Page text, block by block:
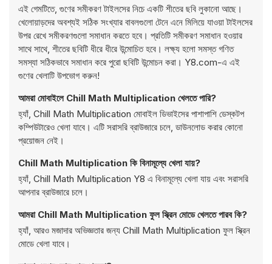
এই গেমটিতে, গুণের সমীকরণ টাইলসের নিচে একটি শীতের ছবি লুকানো আছে।
খেলোয়াড়দের অবশ্যই সঠিক সংখ্যার বাবলগুলো টেনে এনে মিলিয়ে যাওয়া টাইলসের
উপর রেখে সমীকরণগুলো সমাধান করতে হবে। প্রতিটি সমীকরণ সমাধান হওয়ার
সাথে সাথে, শীতের ছবিটি ধীরে ধীরে উন্মোচিত হবে। লক্ষ্য হলো সমস্ত গণিত
সমস্যা সঠিকভাবে সমাধান করে পুরো ছবিটি উন্মোচন করা। Y8.com-এ এই
গুণের খেলাটি উপভোগ করুন!
আমরা মোবাইলে Chill Math Multiplication খেলতে পারি?
হ্যাঁ, Chill Math Multiplication মোবাইল ডিভাইসের পাশাপাশি ডেস্কটপ
কম্পিউটারেও খেলা যাবে। এটি সরাসরি ব্রাউজারে চলে, ডাউনলোড করার কোনো
প্রয়োজন নেই।
Chill Math Multiplication কি বিনামূল্যে খেলা যায়?
হ্যাঁ, Chill Math Multiplication Y8 এ বিনামূল্যে খেলা যায় এবং সরাসরি
আপনার ব্রাউজারে চলে।
আমরা Chill Math Multiplication ফুল স্ক্রিন মোডে খেলতে পারব কি?
হ্যাঁ, আরও মজাদার অভিজ্ঞতার জন্য Chill Math Multiplication ফুল স্ক্রিন
মোডে খেলা যাবে।